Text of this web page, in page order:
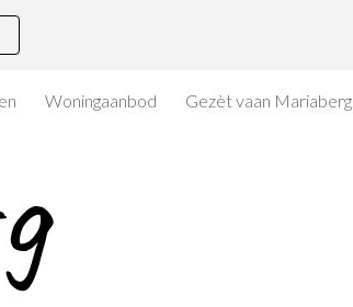
Woningaanbod Gezèt vaan Mariaberg